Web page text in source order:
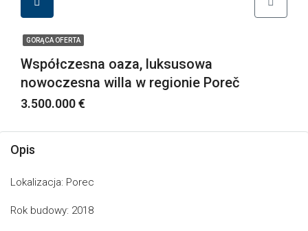
GORĄCA OFERTA
Współczesna oaza, luksusowa
nowoczesna willa w regionie Poreč
3.500.000 €
Opis
Lokalizacja: Porec
Rok budowy: 2018